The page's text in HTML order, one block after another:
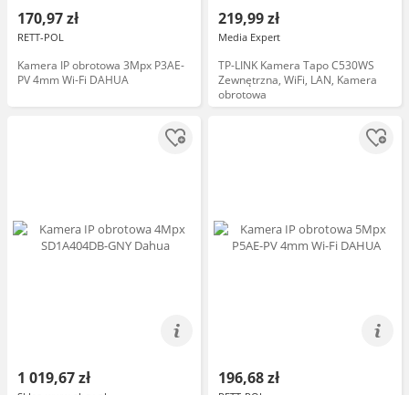
170,97 zł
RETT-POL
Kamera IP obrotowa 3Mpx P3AE-
PV 4mm Wi-Fi DAHUA
219,99 zł
Media Expert
TP-LINK Kamera Tapo C530WS
Zewnętrzna, WiFi, LAN, Kamera
obrotowa
1 019,67 zł 196,68 zł